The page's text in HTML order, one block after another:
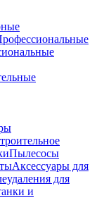
Пылесосы
Аксессуары для
для
и